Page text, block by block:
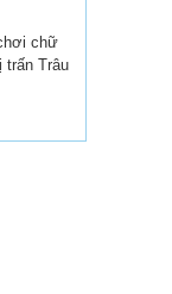
chữ
trấn Trâu